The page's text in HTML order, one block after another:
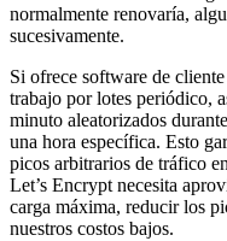
normalmente renovaría,
sucesivamente.
Si ofrece software de
trabajo por lotes periódico,
minuto aleatorizados
una hora específica. Esto
picos arbitrarios de tráfico
Let’s Encrypt necesita
carga máxima, reducir los
nuestros costos bajos.